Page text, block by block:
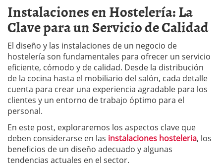
Instalaciones en Hostelería: La
Clave para un Servicio de Calidad
El diseño y las instalaciones de un negocio de
hostelería son fundamentales para ofrecer un servicio
eficiente, cómodo y de calidad. Desde la distribución
de la cocina hasta el mobiliario del salón, cada detalle
cuenta para crear una experiencia agradable para los
clientes y un entorno de trabajo óptimo para el
personal.
En este post, exploraremos los aspectos clave que
deben considerarse en las instalaciones hosteleria, los
beneficios de un diseño adecuado y algunas
tendencias actuales en el sector.